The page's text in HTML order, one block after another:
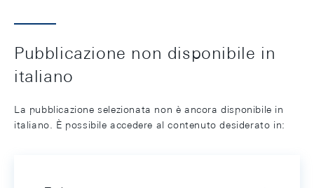
Pubblicazione non disponibile in
italiano
La pubblicazione selezionata non è ancora disponibile in
italiano. È possibile accedere al contenuto desiderato in: